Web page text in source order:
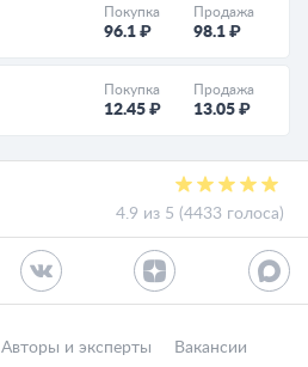
Покупка
96.1 ₽
Продажа
98.1 ₽
Покупка
12.45 ₽
Продажа
13.05 ₽
4.9 из 5 (4433 голоса)
Авторы и эксперты
Вакансии